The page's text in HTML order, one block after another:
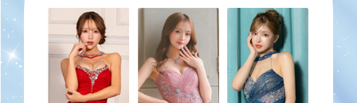
ロングドレス
タイトロングドレス